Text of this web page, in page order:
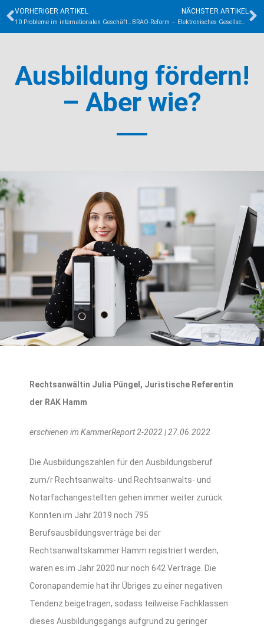
VORHERIGER ARTIKEL
10 Probleme im internationalen Geschäftsverkehr
NÄCHSTER ARTIKEL
BRAO-Reform – Elektronisches Gesellschaftspostfach und neue Möglichkeiten der Zusammenarbeit*
Ausbildung fördern!
– Aber wie?
Rechtsanwältin Julia Püngel, Juristische Referentin
der RAK Hamm
erschienen im KammerReport 2-2022 | 27.06.2022
Die Ausbildungszahlen für den Ausbildungsberuf
zum/r Rechtsanwalts- und Rechtsanwalts- und
Notarfachangestellten gehen immer weiter zurück.
Konnten im Jahr 2019 noch 795
Berufsausbildungsverträge bei der
Rechtsanwaltskammer Hamm registriert werden,
waren es im Jahr 2020 nur noch 642 Verträge. Die
Coronapandemie hat ihr Übriges zu einer negativen
Tendenz beigetragen, sodass teilweise Fachklassen
dieses Ausbildungsgangs aufgrund zu geringer